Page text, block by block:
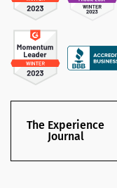
The Experience
Journal